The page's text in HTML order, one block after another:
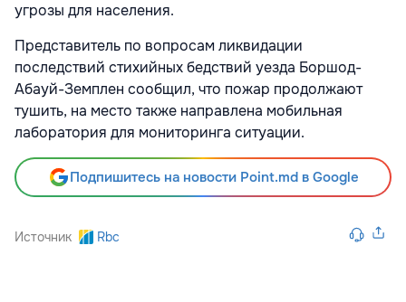
угрозы для населения.
Представитель по вопросам ликвидации
последствий стихийных бедствий уезда Боршод-
Абауй-Земплен сообщил, что пожар продолжают
тушить, на место также направлена мобильная
лаборатория для мониторинга ситуации.
Подпишитесь на новости Point.md в Google
Источник Rbc